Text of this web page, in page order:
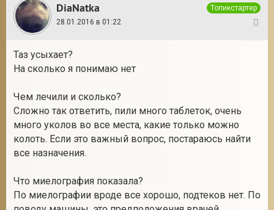
DiaNatka
Топикстартер
28.01.2016 в 01:22
Таз усыхает?
На сколько я понимаю нет
Чем лечили и сколько?
Сложно так ответить, пили много таблеток, очень
много уколов во все места, какие только можно
колоть. Если это важный вопрос, постараюсь найти
все назначения.
Что миелография показала?
По миелографии вроде все хорошо, подтеков нет. По